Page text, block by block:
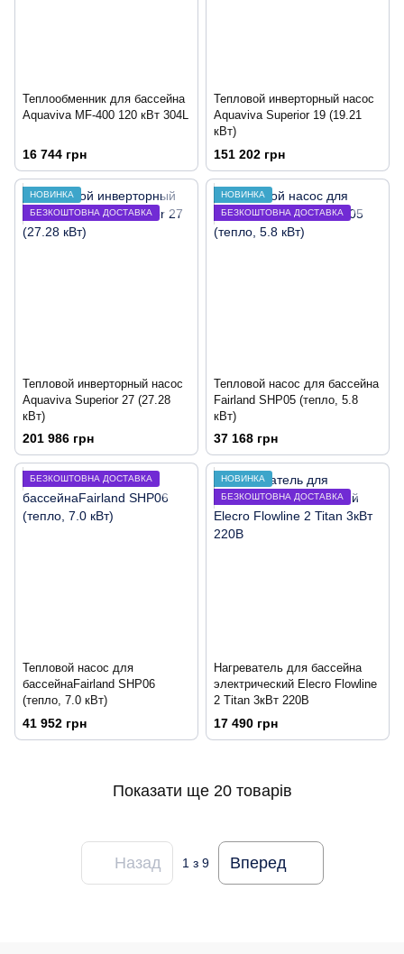
Теплообменник для бассейна
Aquaviva MF-400 120 кВт 304L
16 744 грн
Тепловой инверторный насос
Aquaviva Superior 19 (19.21
кВт)
151 202 грн
НОВИНКА
БЕЗКОШТОВНА ДОСТАВКА
Тепловой инверторный насос
Aquaviva Superior 27 (27.28
кВт)
201 986 грн
НОВИНКА
БЕЗКОШТОВНА ДОСТАВКА
Тепловой насос для бассейна
Fairland SHP05 (тепло, 5.8
кВт)
37 168 грн
БЕЗКОШТОВНА ДОСТАВКА
Тепловой насос для
бассейнаFairland SHP06
(тепло, 7.0 кВт)
41 952 грн
НОВИНКА
БЕЗКОШТОВНА ДОСТАВКА
Нагреватель для бассейна
электрический Elecro Flowline
2 Titan 3кВт 220В
17 490 грн
Показати ще 20 товарів
Назад 1 з 9 Вперед